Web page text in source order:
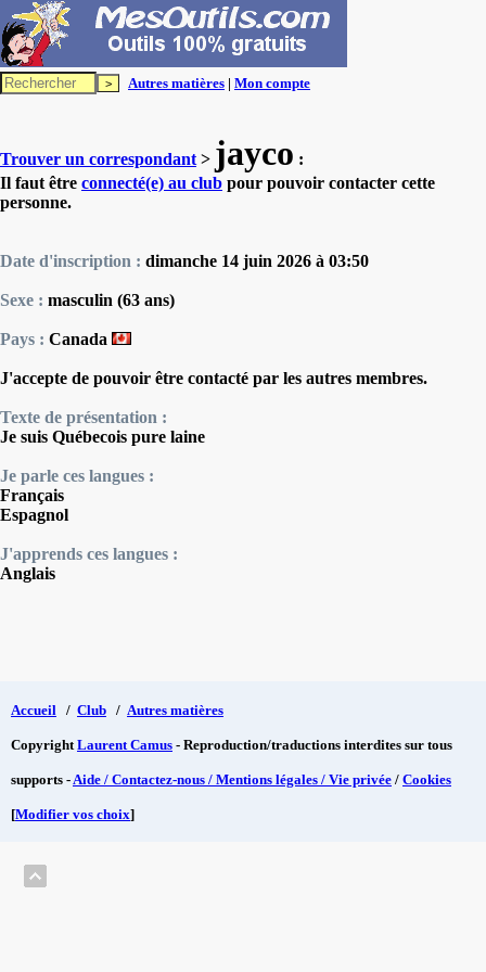
Autres matières | Mon compte
Trouver un correspondant > jayco :
Il faut être connecté(e) au club pour pouvoir contacter cette
personne.
Date d'inscription : dimanche 14 juin 2026 à 03:50
Sexe : masculin (63 ans)
Pays : Canada
J'accepte de pouvoir être contacté par les autres membres.
Texte de présentation :
Je suis Québecois pure laine
Je parle ces langues :
Français
Espagnol
J'apprends ces langues :
Anglais
Accueil / Club / Autres matières
CopyrightLaurent Camus - Reproduction/traductions interdites sur tous
supports -Aide / Contactez-nous / Mentions légales / Vie privée / Cookies
[Modifier vos choix]